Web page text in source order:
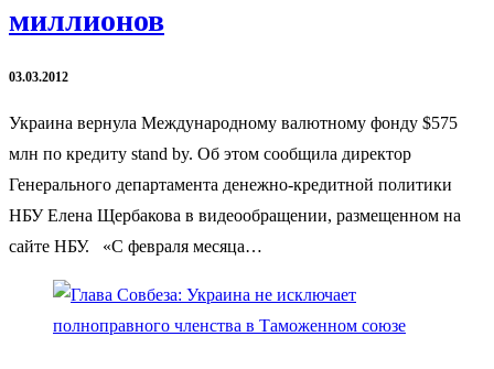
миллионов
03.03.2012
Украина вернула Международному валютному фонду $575
млн по кредиту stand by. Об этом сообщила директор
Генерального департамента денежно-кредитной политики
НБУ Елена Щербакова в видеообращении, размещенном на
сайте НБУ. «С февраля месяца…